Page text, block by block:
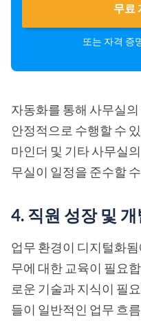
무료
또는 자격 증
자동화를 통해 사무실
안정적으로 수행할 수
마인더 및 기타 사무실
무실이 일정을 준수할
4. 직원 성장 및
업무 환경이 디지털화
무에 대한 교육이 필요
로운 기술과 지식이 필
들이 일반적인 업무 흐